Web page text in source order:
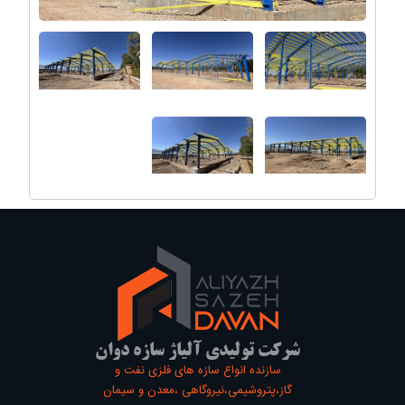
شرکت تولیدی آلیاژ سازه دوان
سازنده انواع سازه های فلزی نفت و
گاز،پتروشیمی،نیروگاهی ،معدن و سیمان